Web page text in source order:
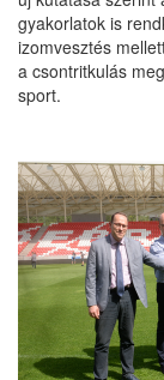
gyakorlatok is
izomvesztés
a csontritkulás
sport.